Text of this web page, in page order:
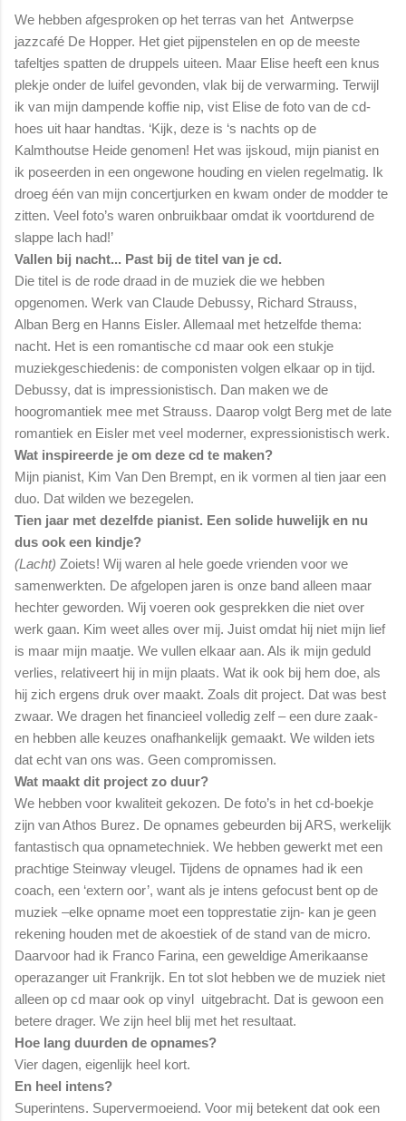
We hebben afgesproken op het terras van het Antwerpse
jazzcafé De Hopper. Het giet pijpenstelen en op de meeste
tafeltjes spatten de druppels uiteen. Maar Elise heeft een knus
plekje onder de luifel gevonden, vlak bij de verwarming. Terwijl
ik van mijn dampende koffie nip, vist Elise de foto van de cd-
hoes uit haar handtas. ‘Kijk, deze is ‘s nachts op de
Kalmthoutse Heide genomen! Het was ijskoud, mijn pianist en
ik poseerden in een ongewone houding en vielen regelmatig. Ik
droeg één van mijn concertjurken en kwam onder de modder te
zitten. Veel foto’s waren onbruikbaar omdat ik voortdurend de
slappe lach had!’
Vallen bij nacht... Past bij de titel van je cd.
Die titel is de rode draad in de muziek die we hebben
opgenomen. Werk van Claude Debussy, Richard Strauss,
Alban Berg en Hanns Eisler. Allemaal met hetzelfde thema:
nacht. Het is een romantische cd maar ook een stukje
muziekgeschiedenis: de componisten volgen elkaar op in tijd.
Debussy, dat is impressionistisch. Dan maken we de
hoogromantiek mee met Strauss. Daarop volgt Berg met de late
romantiek en Eisler met veel moderner, expressionistisch werk.
Wat inspireerde je om deze cd te maken?
Mijn pianist, Kim Van Den Brempt, en ik vormen al tien jaar een
duo. Dat wilden we bezegelen.
Tien jaar met dezelfde pianist. Een solide huwelijk en nu
dus ook een kindje?
(Lacht) Zoiets! Wij waren al hele goede vrienden voor we
samenwerkten. De afgelopen jaren is onze band alleen maar
hechter geworden. Wij voeren ook gesprekken die niet over
werk gaan. Kim weet alles over mij. Juist omdat hij niet mijn lief
is maar mijn maatje. We vullen elkaar aan. Als ik mijn geduld
verlies, relativeert hij in mijn plaats. Wat ik ook bij hem doe, als
hij zich ergens druk over maakt. Zoals dit project. Dat was best
zwaar. We dragen het financieel volledig zelf – een dure zaak-
en hebben alle keuzes onafhankelijk gemaakt. We wilden iets
dat echt van ons was. Geen compromissen.
Wat maakt dit project zo duur?
We hebben voor kwaliteit gekozen. De foto’s in het cd-boekje
zijn van Athos Burez. De opnames gebeurden bij ARS, werkelijk
fantastisch qua opnametechniek. We hebben gewerkt met een
prachtige Steinway vleugel. Tijdens de opnames had ik een
coach, een ‘extern oor’, want als je intens gefocust bent op de
muziek –elke opname moet een topprestatie zijn- kan je geen
rekening houden met de akoestiek of de stand van de micro.
Daarvoor had ik Franco Farina, een geweldige Amerikaanse
operazanger uit Frankrijk. En tot slot hebben we de muziek niet
alleen op cd maar ook op vinyl uitgebracht. Dat is gewoon een
betere drager. We zijn heel blij met het resultaat.
Hoe lang duurden de opnames?
Vier dagen, eigenlijk heel kort.
En heel intens?
Superintens. Supervermoeiend. Voor mij betekent dat ook een